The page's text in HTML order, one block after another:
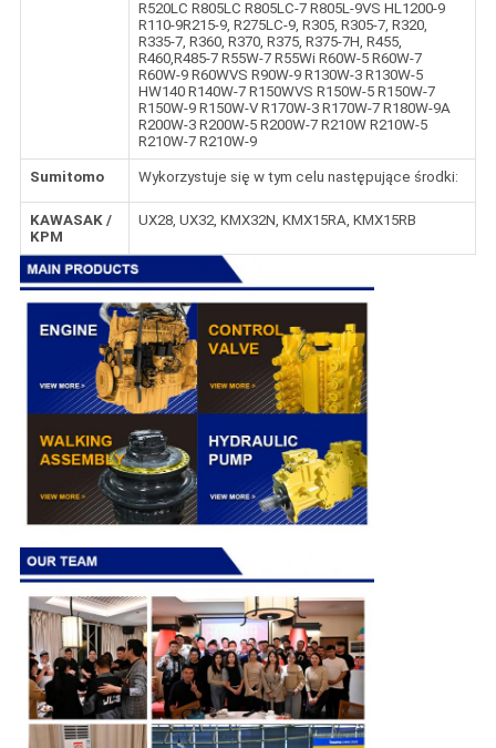
R520LC R805LC R805LC-7 R805L-9VS HL1200-9
R110-9R215-9, R275LC-9, R305, R305-7, R320,
R335-7, R360, R370, R375, R375-7H, R455,
R460,R485-7 R55W-7 R55Wi R60W-5 R60W-7
R60W-9 R60WVS R90W-9 R130W-3 R130W-5
HW140 R140W-7 R150WVS R150W-5 R150W-7
R150W-9 R150W-V R170W-3 R170W-7 R180W-9A
R200W-3 R200W-5 R200W-7 R210W R210W-5
R210W-7 R210W-9
Sumitomo Wykorzystuje się w tym celu następujące środki:
KAWASAK /
KPM
UX28, UX32, KMX32N, KMX15RA, KMX15RB